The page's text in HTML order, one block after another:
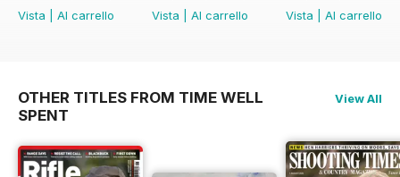
Vista
Al carrello
Vista
Al carrello
Vista
Al carrello
OTHER TITLES FROM TIME WELL
SPENT
View All